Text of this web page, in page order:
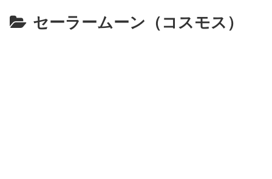
セーラームーン（コスモス）